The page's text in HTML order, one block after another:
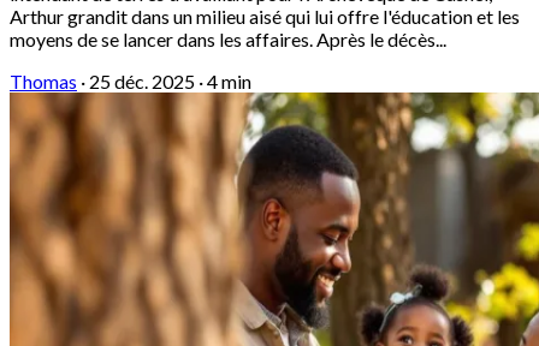
Arthur grandit dans un milieu aisé qui lui offre l'éducation et les
moyens de se lancer dans les affaires. Après le décès...
Thomas · 25 déc. 2025 ·4 min